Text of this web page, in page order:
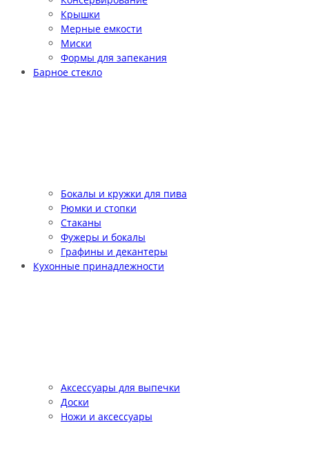
Крышки
Мерные емкости
Миски
Формы для запекания
Барное стекло
Бокалы и кружки для пива
Рюмки и стопки
Стаканы
Фужеры и бокалы
Графины и декантеры
Кухонные принадлежности
Аксессуары для выпечки
Доски
Ножи и аксессуары